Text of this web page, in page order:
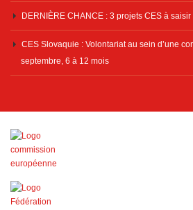
DERNIÈRE CHANCE : 3 projets CES à saisir
CES Slovaquie : Volontariat au sein d’une
septembre, 6 à 12 mois